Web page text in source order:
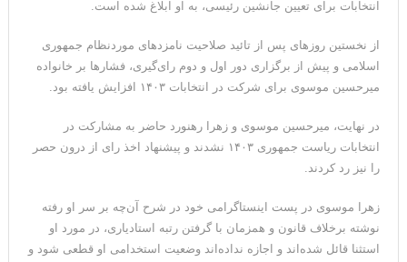
ترامپ: پیروزی عبدال السید اسرائیل‌ستیز، خبر خوبی برای
جمهوری‌خواهان است
انتخابات برای تعیین جانشین رئیسی، به او ابلاغ شده است.
از نخستین روزهای پس از تائید صلاحیت نامزدهای موردنظام جمهوری
اسلامی و پیش از برگزاری دور اول و دوم رای‌گیری، فشار‌ها بر خانواده
میرحسین موسوی برای شرکت در انتخابات ۱۴۰۳ افزایش یافته بود.
در نهایت، میرحسین موسوی و زهرا رهنورد حاضر به مشارکت در
انتخابات ریاست جمهوری ۱۴۰۳ نشدند و پیشنهاد اخذ رای از درون حصر
را نیز رد کردند.
زهرا موسوی در پست اینستاگرامی خود در شرح آن‌چه بر سر او رفته
نوشته برخلاف قانون و همزمان با گرفتن رتبه استادیاری، در مورد او
استثنا قائل شده‌اند و اجازه نداده‌اند وضعیت استخدامی او قطعی شود و